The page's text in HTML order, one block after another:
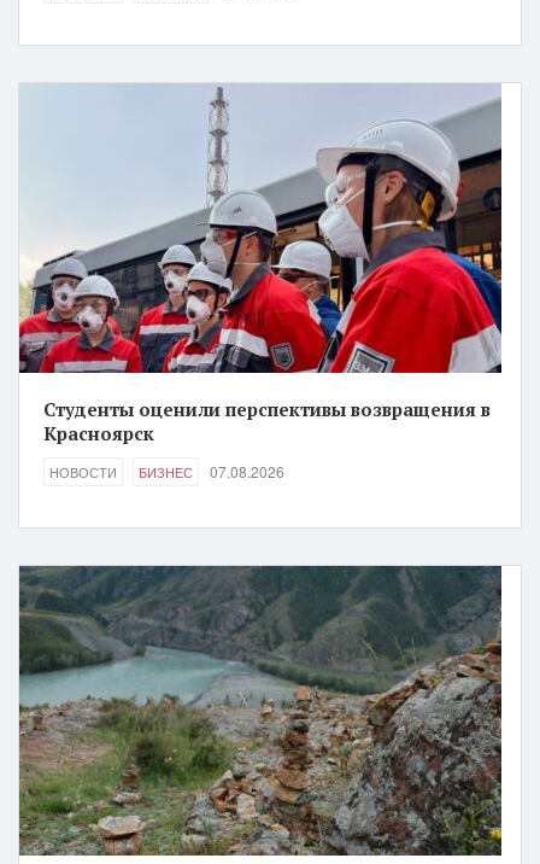
Студенты оценили перспективы возвращения в
Красноярск
НОВОСТИ БИЗНЕС 07.08.2026